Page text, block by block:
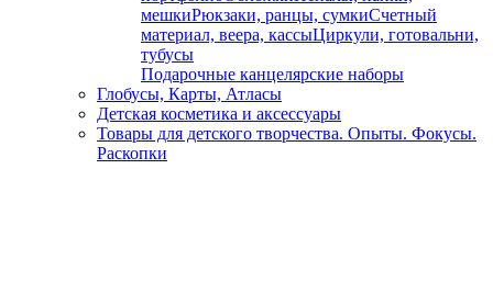
мешкиРюкзаки, ранцы, сумкиСчетный
материал, веера, кассыЦиркули, готовальни,
тубусы
Подарочные канцелярские наборы
Глобусы, Карты, Атласы
Детская косметика и аксессуары
Товары для детского творчества. Опыты. Фокусы.
Раскопки